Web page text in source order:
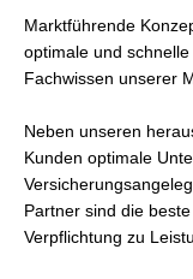
Marktführende
optimale und
Fachwissen unserer
Neben unseren
Kunden optimale
Partner sind die
Verpflichtung zu